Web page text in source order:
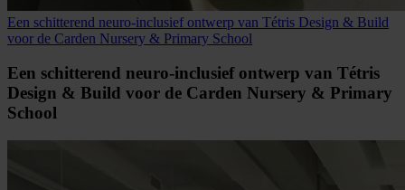
Een schitterend neuro-inclusief ontwerp van Tétris Design & Build
voor de Carden Nursery & Primary School
Een schitterend neuro-inclusief ontwerp van Tétris
Design & Build voor de Carden Nursery & Primary
School